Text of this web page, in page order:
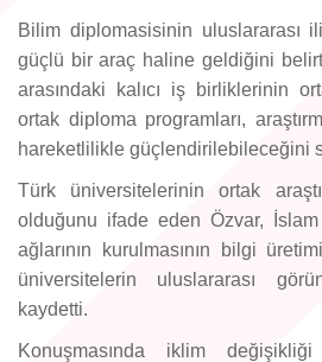
Bilim diplomasisinin uluslararası
güçlü bir araç haline geldiğini
arasındaki kalıcı iş birliklerinin
ortak diploma programları,
hareketlilikle güçlendirilebileceğini
Türk üniversitelerinin ortak
olduğunu ifade eden Özvar, İslam
ağlarının kurulmasının bilgi
üniversitelerin uluslararası
kaydetti.
Konuşmasında iklim